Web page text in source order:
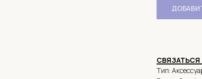
СВЯЗАТЬСЯ
Тип: